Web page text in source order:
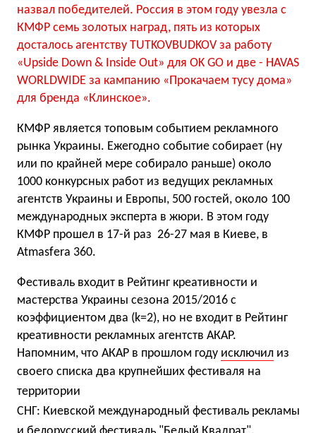
назвал победителей. Россия в этом году увезла с
КМФР семь золотых наград, пять из которых
досталось агентству TUTKOVBUDKOV за работу
«Upside Down & Inside Out» для OK GO и две - HAVAS
WORLDWIDE за кампанию «Прокачаем тусу дома»
для бренда «Клинское».
КМФР является топовым событием рекламного
рынка Украины. Ежегодно событие собирает (ну
или по крайней мере собирало раньше) около
1000 конкурсных работ из ведущих рекламных
агентств Украины и Европы, 500 гостей, около 100
международных эксперта в жюри. В этом году
КМФР прошел в 17-й раз 26-27 мая в Киеве, в
Atmasfera 360.
Фестиваль входит в Рейтинг креативности и
мастерства Украины сезона 2015/2016 с
коэффициентом два (k=2), но не входит в Рейтинг
креативности рекламных агентств АКАР.
Напомним, что АКАР в прошлом году исключил из
своего списка два крупнейших фестиваля на
территории
СНГ: Киевской международный фестиваль рекламы